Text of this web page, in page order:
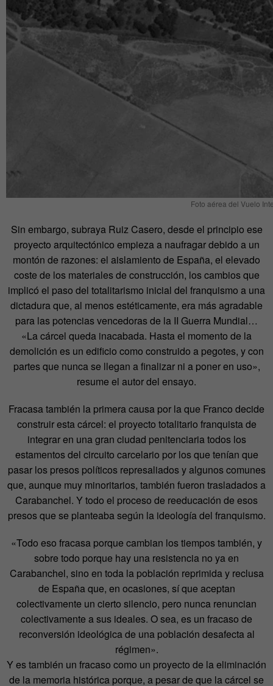
Foto aérea del Vuelo
Sin embargo, subraya Ruiz Casero, desde el principio ese
proyecto arquitectónico empieza a naufragar debido a un
montón de razones: el aislamiento de España, el elevado
coste de los materiales de construcción, los cambios que
implicó el paso del totalitarismo inicial del franquismo a una
dictadura que, al menos estéticamente, era más agradable
para las potencias vencedoras de la II Guerra Mundial…
«La cárcel queda inacabada. Hasta el momento de la
demolición es un edificio como construido a pegotes, y con
partes que nunca se llegan a finalizar ni a poner en uso»,
resume el autor del ensayo.
Fracasa también la primera causa por la que Franco decide
construir esta cárcel: el proyecto totalitario franquista de
integrar en una gran ciudad penitenciaria todos los
estamentos del circuito carcelario por los que tenían que
pasar los presos políticos represaliados y algunos comunes
que, aunque muy minoritarios, también fueron trasladados a
Carabanchel. Y todo el proceso de reeducación de esos
presos que se planteaba según la ideología del franquismo.
«Todo eso fracasa porque cambian los tiempos también, y
sobre todo porque hay una resistencia no ya en
Carabanchel, sino en toda la población reprimida y reclusa
de España que, en ocasiones, sí que aceptan
colectivamente un cierto silencio, pero nunca renuncian
colectivamente a sus ideales. O sea, es un fracaso de
reconversión ideológica de una población desafecta al
régimen».
Y es también un fracaso como un proyecto de la eliminación
de la memoria histórica porque, a pesar de que la cárcel se